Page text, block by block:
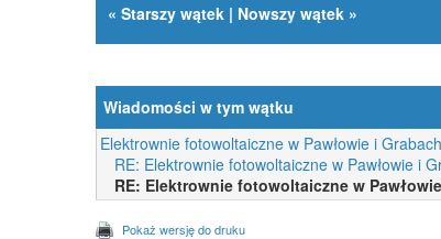
« Starszy wątek | Nowszy wątek »
Wiadomości w tym wątku
Elektrownie fotowoltaiczne w Pawłowie i Grabach
RE: Elektrownie fotowoltaiczne w Pawłowie i
RE: Elektrownie fotowoltaiczne w
Pokaż wersję do druku